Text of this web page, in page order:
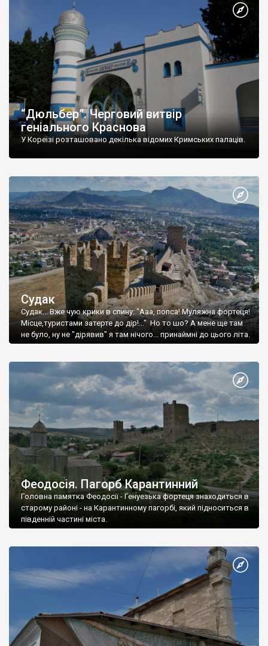
“Дюльбер”. Черговий витвір
геніального Краснова
У Кореїзі розташовано декілька відомих Кримських палаців.
Судак
Судак... Вже чую крики в спину: "Ааа, попса! Муляжна фортеця!
Місце,туристами затерте до дір!..." Но то шо? А мене ще там
не було, ну не "дірявив" я там нічого... принаймні до цього літа.
Феодосія. Пагорб Карантинний
Головна памятка Феодосії - Генуезька фортеця знаходиться в
старому районі - на Карантинному пагорбі, який підноситься в
південній частині міста.